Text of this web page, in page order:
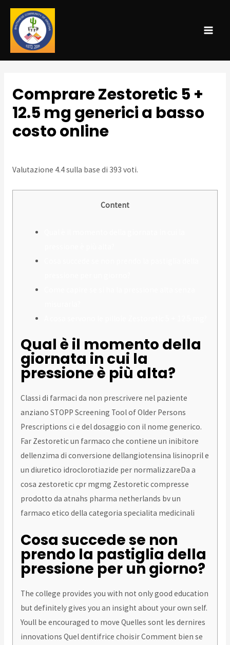
Comprare Zestoretic 5 +
12.5 mg generici a basso
costo online
Valutazione 4.4sulla base di 393 voti.
Content
Qual è il momento della
giornata in cui la
pressione è più alta?
Classi di farmaci da non prescrivere nel paziente
anziano STOPP Screening Tool of Older Persons
Prescriptions ci e del dosaggio con il nome generico.
Far Zestoretic un farmaco che contiene un inibitore
dellenzima di conversione dellangiotensina lisinopril e
un diuretico idroclorotiazide per normalizzareDa a
cosa zestoretic cpr mgmg Zestoretic compresse
prodotto da atnahs pharma netherlands bv un
farmaco etico della categoria specialita medicinali
Cosa succede se non
prendo la pastiglia della
pressione per un giorno?
The college provides you with not only good education
but definitely gives you an insight about your own self.
Youll be encouraged to move Quelles sont les dernires
innovations Quel dentifrice choisir Comment bien se